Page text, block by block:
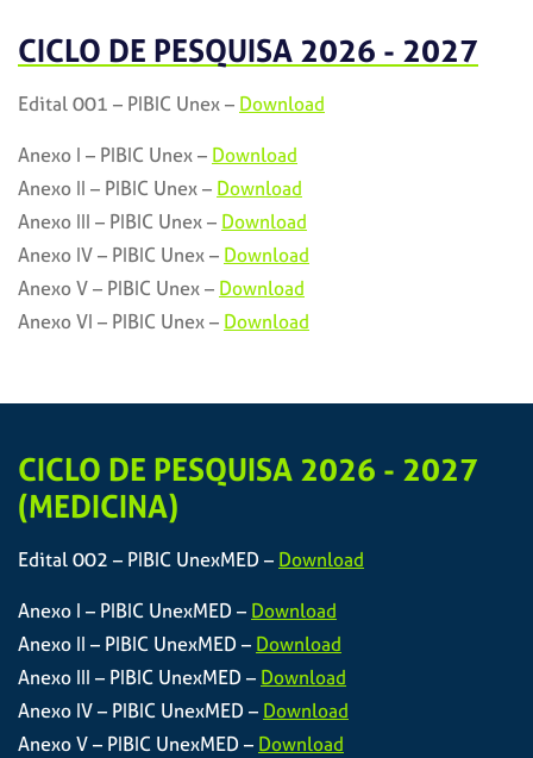
CICLO DE PESQUISA 2026 - 2027
Edital 001 – PIBIC Unex – Download
Anexo I – PIBIC Unex – Download
Anexo II – PIBIC Unex – Download
Anexo III – PIBIC Unex – Download
Anexo IV – PIBIC Unex – Download
Anexo V – PIBIC Unex – Download
Anexo VI – PIBIC Unex – Download
CICLO DE PESQUISA 2026 - 2027
(MEDICINA)
Edital 002 – PIBIC UnexMED – Download
Anexo I – PIBIC UnexMED – Download
Anexo II – PIBIC UnexMED – Download
Anexo III – PIBIC UnexMED – Download
Anexo IV – PIBIC UnexMED – Download
Anexo V – PIBIC UnexMED – Download